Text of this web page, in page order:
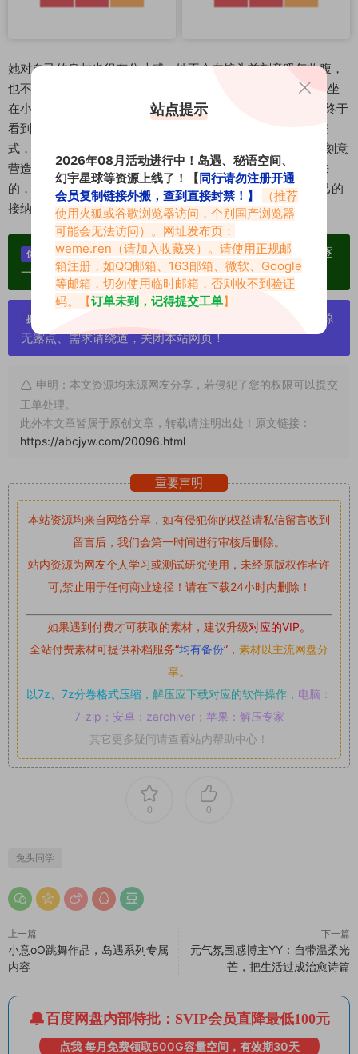
她对自己的身材也很有分寸感。她不会在镜头前刻意吸气收腹，
也不会用后期把自己的腰P得像筷子。浇多肉那张照片里，她坐
在小椅子上，肚子上有一点点肉感的褶皱，评论区里有人说“终于
看到真实的博主了”，她回复说“褶皱是因为刚喝了一大杯冰美
式，肚子有点胀，很正常呀”。这种松弛的状态，反而比那些刻意
营造的“完美身材”更能打动人。所谓气质，从来都不是瘦出来
的，也不是靠昂贵的护肤品和化妆品堆出来的，而是你对自己的
接纳，对生活的热爱，还有对每一件小事的认真。
优势：
单个博主作品统一整合分享、素材高度去重复、逐
一归档方便收藏！
提示：
严禁搬运资源链接，一经发现封号处理，素材资源
无露点、需求请绕道，关闭本站网页！
申明：本文资源均来源网友分享，若侵犯了您的权限可以提交
工单处理。
此外本文章皆属于原创文章，转载请注明出处！原文链接：
https://abcjyw.com/20096.html
重要声明
本站资源均来自网络分享，如有侵犯你的权益请私信留言收到
留言后，我们会第一时间进行审核后删除。
站内资源为网友个人学习或测试研究使用，未经原版权作者许
可,禁止用于任何商业途径！请在下载24小时内删除！
如果遇到付费才可获取的素材，建议升级对应的VIP。
全站付费素材可提供补档服务“均有备份”， 素材以主流网盘分
享。
以7z、7z分卷格式压缩， 解压应下载对应的软件操作， 电脑：
7-zip；安卓：zarchiver；苹果：解压专家
其它更多疑问请查看站内帮助中心！
0 0
兔头同学
上一篇
小意oO跳舞作品，岛遇系列专属
内容
下一篇
元气氛围感博主YY：自带温柔光
芒，把生活过成治愈诗篇
百度网盘内部特批：SVIP会员直降最低100元
点我 每月免费领取500G容量空间，有效期30天
站点提示
2026年08月活动进行中！岛遇、秘语空间、
幻宇星球等资源上线了！【同行请勿注册开通
会员复制链接外搬，查到直接封禁！】
（推荐
使用火狐或谷歌浏览器访问，个别国产浏览器
可能会无法访问）。网址发布页：
weme.ren （请加入收藏夹）。请使用正规邮
箱注册，如QQ邮箱、163邮箱、微软、Google
等邮箱，切勿使用临时邮箱，否则收不到验证
码。【订单未到，记得提交工单】